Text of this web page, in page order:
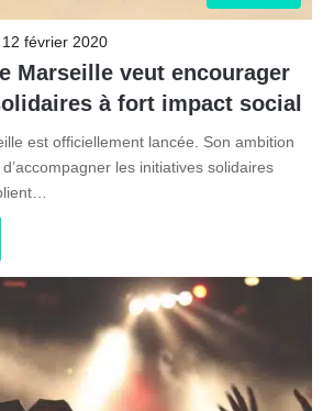
12 février 2020
Marseille veut encourager
à fort impact social
est officiellement lancée. Son ambition
les initiatives solidaires